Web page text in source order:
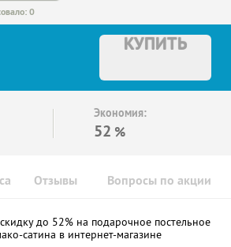
0
КУПИТЬ
Экономия:
52 %
Отзывы Вопросы по акции
до 52% на подарочное постельное
сатина в интернет-магазине